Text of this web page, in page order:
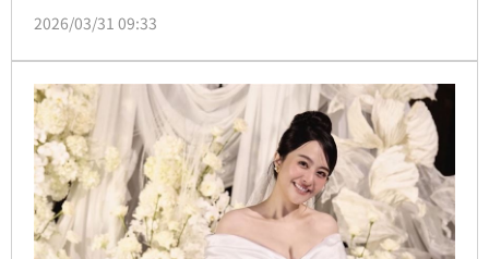
證兩人跨國戀情修成正果，也讓外界一窺名媛級婚禮的
2026/03/31 09:33